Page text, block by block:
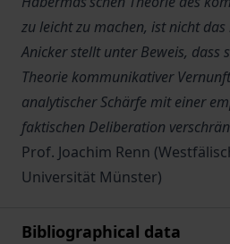
zu leicht zu machen, ist nicht
Anicker stellt unter Beweis, dass
Theorie kommunikativer
analytischer Schärfe mit einer
faktischen Deliberation
Prof. Joachim Renn
Universität Münster)
Bibliographical data